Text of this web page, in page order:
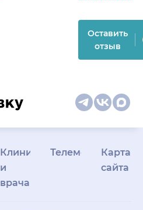
Оставить
отзыв
Клиникам
и
врачам
Телемедицина
Карта
сайта